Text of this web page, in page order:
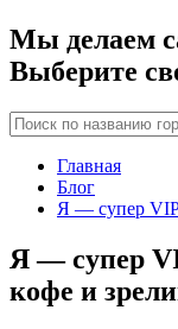
Мы делаем
Выберите
Главная
Блог
Я — супер
Я — супер
кофе и